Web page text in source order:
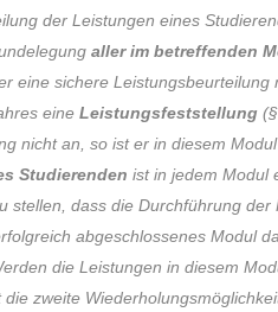
der Leistungen eines
aller im betreffenden
eine sichere
eine Leistungsfeststellung
nicht an, so ist er in diesem Modul
Studierenden ist in jedem Modul
stellen, dass die Durchführung der
abgeschlossenes Modul
die Leistungen in diesem
zweite